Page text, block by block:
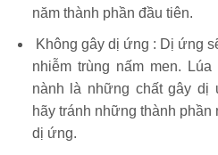
năm thành phần đầu tiên.
Không gây dị ứng : Dị ứng
nhiễm trùng nấm men.
nành là những chất gây dị
hãy tránh những thành phần
dị ứng.